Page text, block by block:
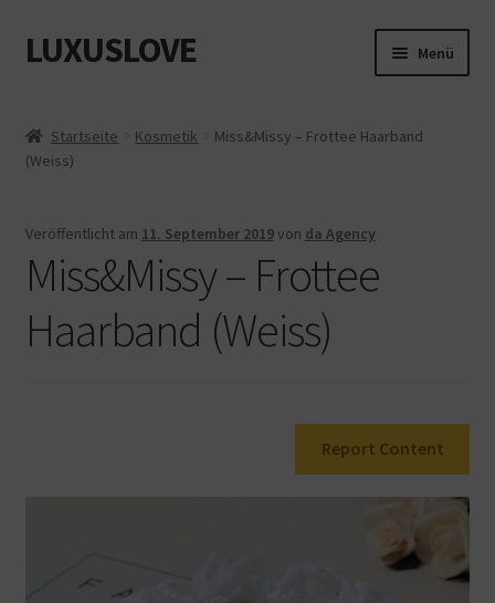
Zur
Navigation
Zum
Inhalt
LUXUSLOVE Menü
Cookie-Richtlinie (EU)
Datenschutz
Impressum
Kasse
Startseite Kosmetik
Miss&Missy – Frottee Haarband
(Weiss)
Veröffentlicht am 11. September 2019von da Agency
Miss&Missy – Frottee
Haarband (Weiss)
Report Content